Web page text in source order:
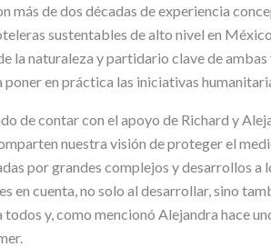
más de dos décadas de experiencia
sustentables de alto nivel en
la naturaleza y partidario clave de ambas
en práctica las iniciativas
de contar con el apoyo de Richard y
nuestra visión de proteger el
por grandes complejos y desarrollos
en cuenta, no solo al desarrollar, sino
y, como mencionó Alejandra hace